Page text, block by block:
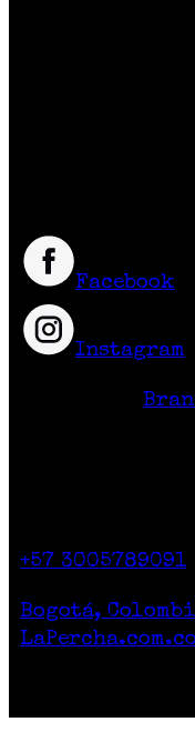
Facebook
Instagram
+57 3005789091
Bogotá,